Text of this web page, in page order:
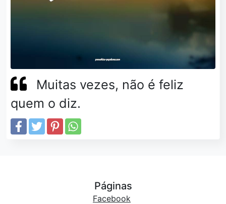
Muitas vezes, não é feliz
quem o diz.
Páginas
Facebook